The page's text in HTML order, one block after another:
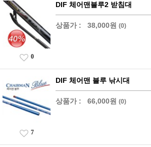
DIF 체어맨블루2 받침대
상품가 : 38,000원 (0)
0
DIF 체어맨 블루 낚시대
상품가 : 66,000원 (0)
7